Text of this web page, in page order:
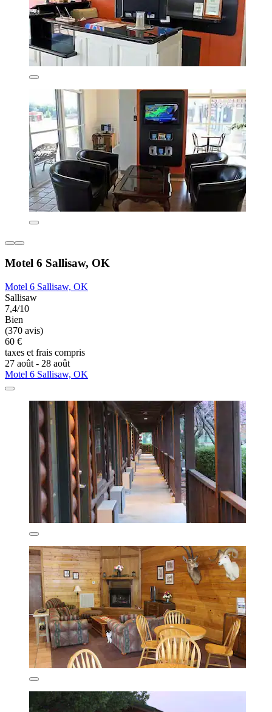
Motel 6 Sallisaw, OK
Motel 6 Sallisaw, OK
Sallisaw
7,4/10
Bien
(370 avis)
60 €
taxes et frais compris
27 août - 28 août
Motel 6 Sallisaw, OK